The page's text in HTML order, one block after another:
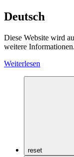
Deutsch
Diese Website wird
weitere Informationen.
Weiterlesen
reset